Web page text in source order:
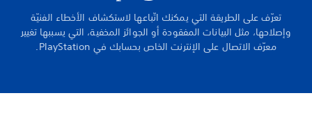
تعرّف على الطريقة التي يمكنك اتّباعها لاستكشاف الأخطاء الفنيّة
وإصلاحها، مثل البيانات المفقودة أو الجوائز المخفية، التي يسببها تغيير
معرّف الاتصال على الإنترنت الخاص بحسابك في PlayStation.